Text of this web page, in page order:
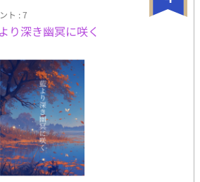
ト : 7
り深き幽冥に咲く